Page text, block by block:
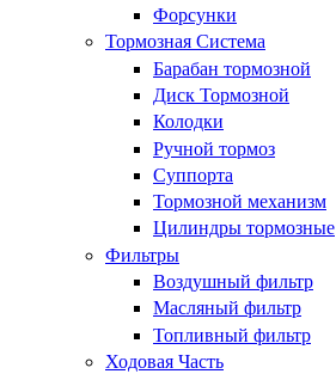
Форсунки
Тормозная Система
Барабан тормозной
Диск Тормозной
Колодки
Ручной тормоз
Суппорта
Тормозной механизм
Цилиндры тормозные
Фильтры
Воздушный фильтр
Масляный фильтр
Топливный фильтр
Ходовая Часть